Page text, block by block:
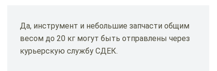
Да, инструмент и небольшие запчасти общим
весом до 20 кг могут быть отправлены через
курьерскую службу СДЕК.